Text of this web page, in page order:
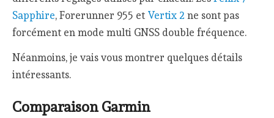
Sapphire, Forerunner 955 et Vertix 2 ne sont pas
forcément en mode multi GNSS double fréquence.
Néanmoins, je vais vous montrer quelques détails
intéressants.
Comparaison Garmin